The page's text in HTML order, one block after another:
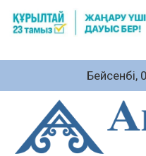
Бейсенбі,